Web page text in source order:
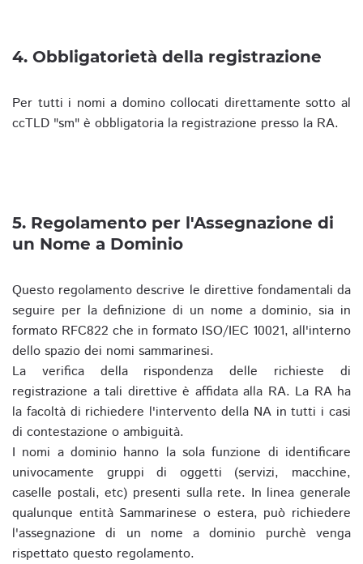
4. Obbligatorietà della registrazione
Per tutti i nomi a domino collocati direttamente sotto al
ccTLD "sm" è obbligatoria la registrazione presso la RA.
5. Regolamento per l'Assegnazione di
un Nome a Dominio
Questo regolamento descrive le direttive fondamentali da
seguire per la definizione di un nome a dominio, sia in
formato RFC822 che in formato ISO/IEC 10021, all'interno
dello spazio dei nomi sammarinesi.
La verifica della rispondenza delle richieste di
registrazione a tali direttive è affidata alla RA. La RA ha
la facoltà di richiedere l'intervento della NA in tutti i casi
di contestazione o ambiguità.
I nomi a dominio hanno la sola funzione di identificare
univocamente gruppi di oggetti (servizi, macchine,
caselle postali, etc) presenti sulla rete. In linea generale
qualunque entità Sammarinese o estera, può richiedere
l'assegnazione di un nome a dominio purchè venga
rispettato questo regolamento.